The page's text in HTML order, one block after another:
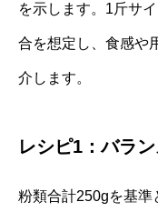
を示します。1斤サ
合を想定し、食感や
介します。
レシピ1：バラ
粉類合計250gを基準